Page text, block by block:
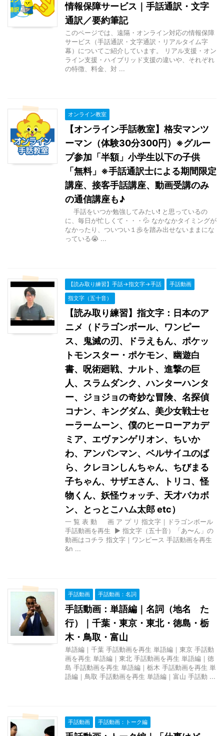
情報保障サービス｜手話通訳・文字
通訳／要約筆記
このページでは、遠隔・オンライン対応の情報保障
サービス（手話通訳・文字通訳・リアルタイム字
幕）についてご紹介しています。 リアル支援・オン
ライン支援・ハイブリッド支援の違いや、それぞれ
の特徴、料金、対 ...
オンライン教室
【オンライン手話教室】格安マンツ
ーマン（体験30分300円）※グルー
プ参加「半額」小学生以下の子供
「無料」※手話通訳士による期間限定
講座、接客手話講座、動画受講のみ
の通信講座も♪
手話をいつか勉強してみたい❗ と思っているの
に、毎日が忙しくて・・・💦 なかなかタイミングが
なかったり、ついつい１歩を踏み出せないままにな
っている😭 ...
【読み取り練習】手話→指文字→手話
手話動画
指文字（五十音）
【読み取り練習】指文字：日本のア
ニメ（ドラゴンボール、ワンピー
ス、鬼滅の刃、ドラえもん、ポケッ
トモンスター・ポケモン、幽遊白
書、呪術廻戦、ナルト、進撃の巨
人、スラムダンク、ハンターハンタ
ー、ジョジョの奇妙な冒険、名探偵
コナン、キングダム、美少女戦士セ
ーラームーン、僕のヒーローアカデ
ミア、エヴァンゲリオン、ちいか
わ、アンパンマン、ベルサイユのば
ら、クレヨンしんちゃん、ちびまる
子ちゃん、サザエさん、トリコ、怪
物くん、妖怪ウォッチ、天才バカボ
ン、とっとこハム太郎 etc）
一 覧 表 動 画 ア プ リ 指文字｜ドラゴンボール
手話動画を再生 ▶ 指文字（五十音）「あ〜ん」の
動画はコチラ 指文字｜ワンピース 手話動画を再生
&n ...
手話動画 手話動画：名詞
手話動画：単語編｜名詞（地名 た
行）｜千葉・東京・東北・徳島・栃
木・鳥取・富山
単語編｜千葉 手話動画を再生 単語編｜東京 手話動
画を再生 単語編｜東北 手話動画を再生 単語編｜徳
島 手話動画を再生 単語編｜栃木 手話動画を再生 単
語編｜鳥取 手話動画を再生 単語編｜富山 手話動 ...
手話動画 手話動画：トーク編